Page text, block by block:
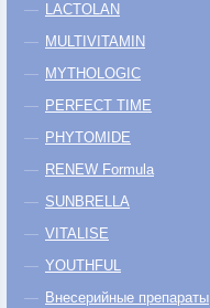
LACTOLAN
MULTIVITAMIN
MYTHOLOGIC
PERFECT TIME
PHYTOMIDE
RENEW Formula
SUNBRELLA
VITALISE
YOUTHFUL
Внесерийные препараты